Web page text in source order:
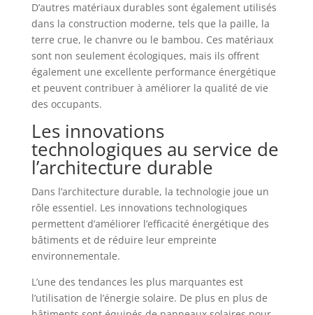
D’autres matériaux durables sont également utilisés
dans la construction moderne, tels que la paille, la
terre crue, le chanvre ou le bambou. Ces matériaux
sont non seulement écologiques, mais ils offrent
également une excellente performance énergétique
et peuvent contribuer à améliorer la qualité de vie
des occupants.
Les innovations
technologiques au service de
l’architecture durable
Dans l’architecture durable, la technologie joue un
rôle essentiel. Les innovations technologiques
permettent d’améliorer l’efficacité énergétique des
bâtiments et de réduire leur empreinte
environnementale.
L’une des tendances les plus marquantes est
l’utilisation de l’énergie solaire. De plus en plus de